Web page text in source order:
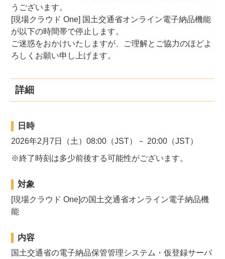
うございます。
[現場クラウド One] 国土交通省オンライン電子納品機能
が以下の時間帯で停止します。
ご迷惑をおかけいたしますが、ご理解とご協力のほどよ
ろしくお願い申し上げます。
詳細
日時
2026年2月7日（土）08:00（JST）－ 20:00（JST）
※終了時刻は多少前後する可能性がございます。
対象
[現場クラウド One]の国土交通省オンライン電子納品機
能
内容
国土交通省の電子納品保管管理システム・仮登録サーバ